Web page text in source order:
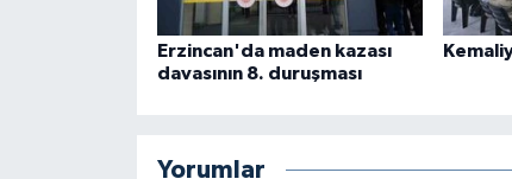
Erzincan'da maden kazası
davasının 8. duruşması
Yorumlar